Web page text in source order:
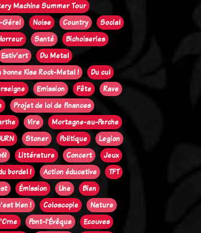
Machine Summer Tour
Gérei
Noise Country
Social
Santé
Bichoiseries
Estiv'art
Du Metal
bonne Kise Rock-Metal !
Du cul
Emission Fête
Rave
Projet de loi de finances
Vire
Mortagne-au-Perche
Stoner Politique
Legion
Littérature Concert
Jeux
bordel ! Action éducative
TFT
Émission Une
Bien
bien !
Coloscopie
Nature
Pont-l'Évêque
Ecouves